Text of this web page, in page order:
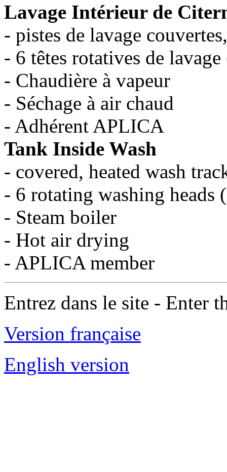
Lavage Intérieur de
- pistes de lavage
- 6 têtes rotatives de
- Chaudière à vapeur
- Séchage à air chaud
- Adhérent APLICA
Tank Inside Wash
- covered, heated wash
- 6 rotating washing heads
- Steam boiler
- Hot air drying
- APLICA member
Entrez dans le site - Enter
Version française
English version